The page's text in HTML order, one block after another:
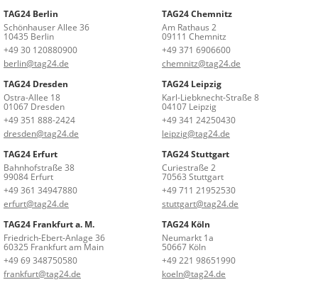
TAG24 Berlin
Schönhauser Allee 36
10435 Berlin
+49 30 120880900
berlin@tag24.de
TAG24 Chemnitz
Am Rathaus 2
09111 Chemnitz
+49 371 6906600
chemnitz@tag24.de
TAG24 Dresden
Ostra-Allee 18
01067 Dresden
+49 351 888-2424
dresden@tag24.de
TAG24 Leipzig
Karl-Liebknecht-Straße 8
04107 Leipzig
+49 341 24250430
leipzig@tag24.de
TAG24 Erfurt
Bahnhofstraße 38
99084 Erfurt
+49 361 34947880
erfurt@tag24.de
TAG24 Stuttgart
Curiestraße 2
70563 Stuttgart
+49 711 21952530
stuttgart@tag24.de
TAG24 Frankfurt a. M.
Friedrich-Ebert-Anlage 36
60325 Frankfurt am Main
+49 69 348750580
frankfurt@tag24.de
TAG24 Köln
Neumarkt 1a
50667 Köln
+49 221 98651990
koeln@tag24.de